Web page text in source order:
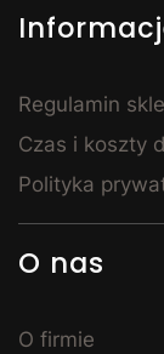
Kornelo są
Meble
Urządzając
Meble
odpowiednie
Regulamin
Czas i koszty
Polityka
O nas
O firmie